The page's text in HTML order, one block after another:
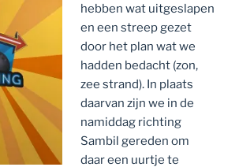
hebben wat uitgeslapen
en een streep gezet
door het plan wat we
hadden bedacht (zon,
zee strand). In plaats
daarvan zijn we in de
namiddag richting
Sambil gereden om
daar een uurtje te